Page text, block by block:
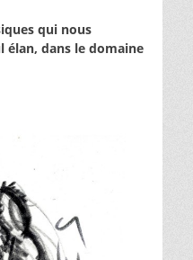
qui nous
dans le domaine